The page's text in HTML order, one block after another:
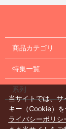
商品カテゴリ
特集一覧
系列
当サイトでは、サ
キー（Cookie）
ライバシーポリシ